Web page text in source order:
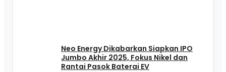
Neo Energy Dikabarkan Siapkan IPO
Jumbo Akhir 2025, Fokus Nikel dan
Rantai Pasok Baterai EV